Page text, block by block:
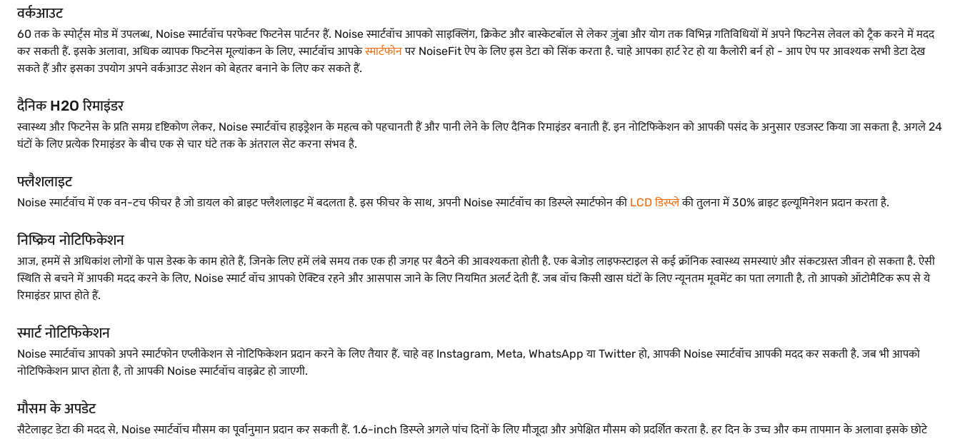
वर्कआउट
60 तक के स्पोर्ट्स मोड में उपलब्ध, Noise स्मार्टवॉच परफेक्ट फिटनेस पार्टनर हैं. Noise स्मार्टवॉच आपको साइक्लिंग, क्रिकेट और बास्केटबॉल से लेकर ज़ुंबा और योग तक विभिन्न गतिविधियों में अपने फिटनेस लेवल को ट्रैक करने में मदद
कर सकती हैं. इसके अलावा, अधिक व्यापक फिटनेस मूल्यांकन के लिए, स्मार्टवॉच आपकेस्मार्टफोनपर NoiseFit ऐप के लिए इस डेटा को सिंक करता है. चाहे आपका हार्ट रेट हो या कैलोरी बर्न हो - आप ऐप पर आवश्यक सभी डेटा देख
सकते हैं और इसका उपयोग अपने वर्कआउट सेशन को बेहतर बनाने के लिए कर सकते हैं.
दैनिक H2O रिमाइंडर
स्वास्थ्य और फिटनेस के प्रति समग्र दृष्टिकोण लेकर, Noise स्मार्टवॉच हाइड्रेशन के महत्व को पहचानती हैं और पानी लेने के लिए दैनिक रिमाइंडर बनाती हैं. इन नोटिफिकेशन को आपकी पसंद के अनुसार एडजस्ट किया जा सकता है. अगले 24
घंटों के लिए प्रत्येक रिमाइंडर के बीच एक से चार घंटे तक के अंतराल सेट करना संभव है.
फ्लैशलाइट
Noise स्मार्टवॉच में एक वन-टच फीचर है जो डायल को ब्राइट फ्लैशलाइट में बदलता है. इस फीचर के साथ, अपनी Noise स्मार्टवॉच का डिस्प्ले स्मार्टफोन की LCD डिस्प्लेकी तुलना में 30% ब्राइट इल्यूमिनेशन प्रदान करता है.
निष्क्रिय नोटिफिकेशन
आज, हममें से अधिकांश लोगों के पास डेस्क के काम होते हैं, जिनके लिए हमें लंबे समय तक एक ही जगह पर बैठने की आवश्यकता होती है. एक बेजोड़ लाइफस्टाइल से कई क्रॉनिक स्वास्थ्य समस्याएं और संकटग्रस्त जीवन हो सकता है. ऐसी
स्थिति से बचने में आपकी मदद करने के लिए, Noise स्मार्ट वॉच आपको ऐक्टिव रहने और आसपास जाने के लिए नियमित अलर्ट देती हैं. जब वॉच किसी खास घंटों के लिए न्यूनतम मूवमेंट का पता लगाती है, तो आपको ऑटोमैटिक रूप से ये
रिमाइंडर प्राप्त होते हैं.
स्मार्ट नोटिफिकेशन
Noise स्मार्टवॉच आपको अपने स्मार्टफोन एप्लीकेशन से नोटिफिकेशन प्रदान करने के लिए तैयार हैं. चाहे वह Instagram, Meta, WhatsApp या Twitter हो, आपकी Noise स्मार्टवॉच आपकी मदद कर सकती है. जब भी आपको
नोटिफिकेशन प्राप्त होता है, तो आपकी Noise स्मार्टवॉच वाइब्रेट हो जाएगी.
मौसम के अपडेट
सैटेलाइट डेटा की मदद से, Noise स्मार्टवॉच मौसम का पूर्वानुमान प्रदान कर सकती हैं. 1.6-inch डिस्प्ले अगले पांच दिनों के लिए मौजूदा और अपेक्षित मौसम को प्रदर्शित करता है. हर दिन के उच्च और कम तापमान के अलावा इसके छोटे